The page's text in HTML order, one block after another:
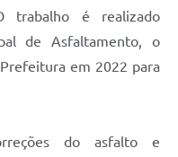
trabalho é realizado
de Asfaltamento, o
em 2022 para
do asfalto e